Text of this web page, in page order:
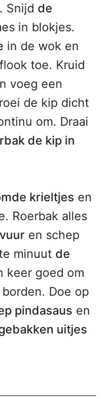
Snijd de
in blokjes.
in de wok en
toe. Kruid
voeg een
de kip dicht
om. Draai
de kip in
krieltjes en
Roerbak alles
en schep
minuut de
keer goed om
Doe op
pindasaus en
uitjes